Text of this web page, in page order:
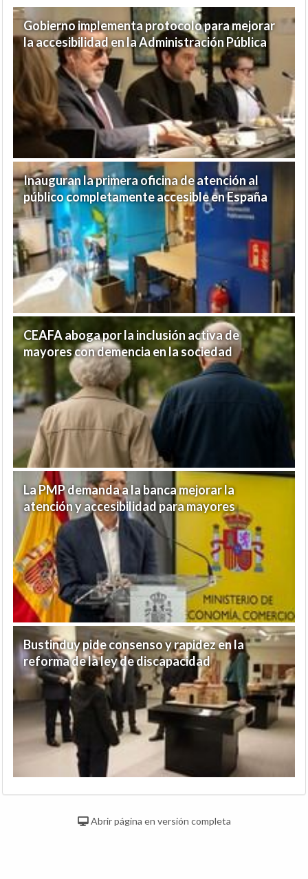
Gobierno implementa protocolo para mejorar
la accesibilidad en la Administración Pública
Inauguran la primera oficina de atención al
público completamente accesible en España
CEAFA aboga por la inclusión activa de
mayores con demencia en la sociedad
La PMP demanda a la banca mejorar la
atención y accesibilidad para mayores
Bustinduy pide consenso y rapidez en la
reforma de la ley de discapacidad
Abrir página en versión completa